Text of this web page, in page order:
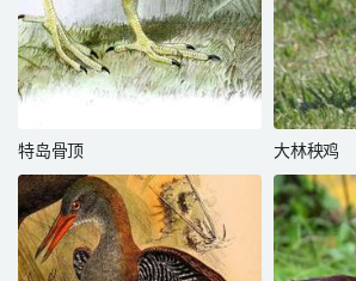
特岛骨顶 大林秧鸡